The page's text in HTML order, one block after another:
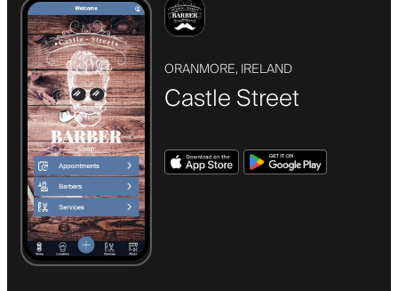
ORANMORE, IRELAND
Castle Street